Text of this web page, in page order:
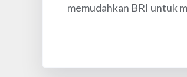
memudahkan BRI untuk